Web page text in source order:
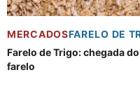
MERCADOSFARELO DE
Farelo de Trigo: chegada
farelo